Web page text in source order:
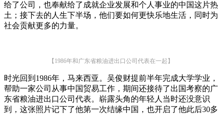
给了公司，也奉献给了成就企业发展和个人事业的中国这片热
土；接下去的人生下半场，他们要如何更快乐地生活，同时为
社会贡献更多的力量。
【1986年和广东省粮油进出口公司代表在一起】
时光回到1986年，马来西亚。吴俊财提前半年完成大学学业，
帮助一家公司从事中国贸易工作，期间还接待了出国考察的广
东省粮油进出口公司代表。崭露头角的年轻人当时还没意识
到，这张照片记下了他第一次结缘中国，也开启了他此后30多